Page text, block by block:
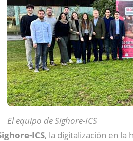
El equipo de Sighore-ICS
ICS, la digitalización en la